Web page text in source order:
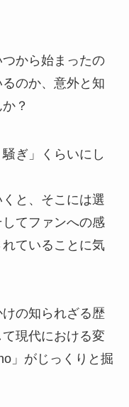
から始まったの
のか、意外と知
？
ぎ」くらいにし
と、そこには選
てファンへの感
ていることに気
の知られざる歴
現代における変
」がじっくりと掘